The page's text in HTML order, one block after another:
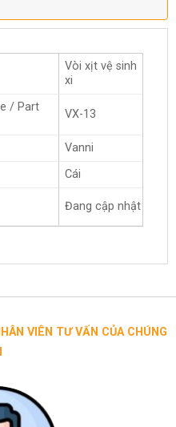
Vòi xịt vệ sinh
xi
/ Part
VX-13
Vanni
Cái
Đang cập nhật
VẤN CỦA CHÚNG